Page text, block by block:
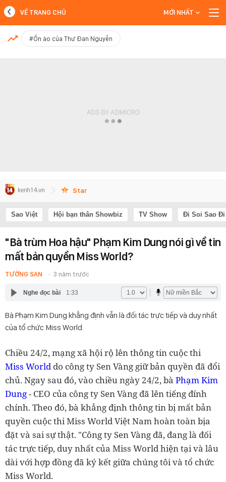
MỚI NHẤT
VỀ TRANG CHỦ MỚI NHẤT
#Ồn ào của Thư Đan Nguyễn
Star
Sao Việt Hội bạn thân Showbiz TV Show Đi Soi Sao Đi
"Bà trùm Hoa hậu" Phạm Kim Dung nói gì về tin
mất bản quyền Miss World?
TƯỜNG SAN 3 năm trước
Nghe đọc bài 1:33
Bà Phạm Kim Dung khẳng định vẫn là đối tác trực tiếp và duy nhất
của tổ chức Miss World.
Chiều 24/2, mạng xã hội rộ lên thông tin cuộc thi
Miss Worlddo công ty Sen Vàng giữ bản quyền đã đổi
chủ. Ngay sau đó, vào chiều ngày 24/2, bà Phạm Kim
Dung- CEO của công ty Sen Vàng đã lên tiếng đính
chính. Theo đó, bà khẳng định thông tin bị mất bản
quyền cuộc thi Miss World Việt Nam hoàn toàn bịa
đặt và sai sự thật. "Công ty Sen Vàng đã, đang là đối
tác trực tiếp, duy nhất của Miss World hiện tại và lâu
dài với hợp đồng đã ký kết giữa chúng tôi và tổ chức
Miss World.